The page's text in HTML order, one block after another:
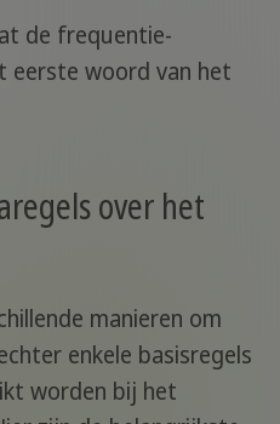
de frequentie-
woord van het
over het
manieren om
enkele basisregels
worden bij het